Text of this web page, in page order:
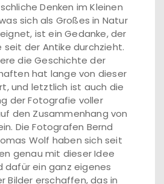
Denken im Kleinen
sich als Großes in Natur
ist ein Gedanke, der
seit der Antike durchzieht.
die Geschichte der
hat lange von dieser
und letztlich ist auch die
der Fotografie voller
den Zusammenhang von
Die Fotografen Bernd
Wolf haben sich seit
genau mit dieser Idee
dafür ein ganz eigenes
Bilder erschaffen, das in